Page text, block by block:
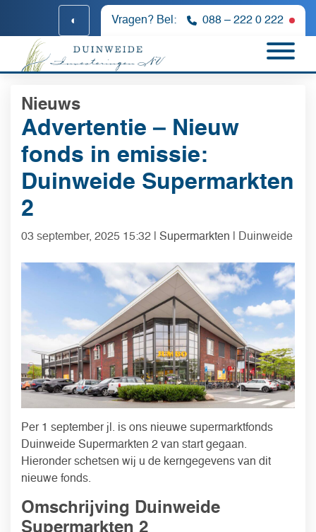
◐ Vragen? Bel: 088 – 222 0 222 Nu
Nieuws
Advertentie – Nieuw
fonds in emissie:
Duinweide Supermarkten
2
03 september, 2025 15:32 Supermarkten | Duinweide
Per 1 september jl. is ons nieuwe supermarktfonds
Duinweide Supermarkten 2 van start gegaan.
Hieronder schetsen wij u de kerngegevens van dit
nieuwe fonds.
Omschrijving Duinweide
Supermarkten 2